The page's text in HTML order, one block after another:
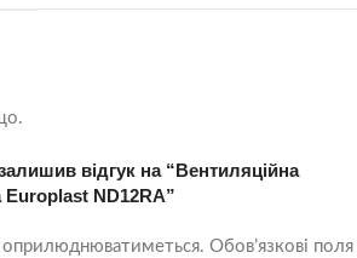
відгук на “Вентиляційна
Europlast ND12RA”
оприлюднюватиметься. Обов’язкові поля